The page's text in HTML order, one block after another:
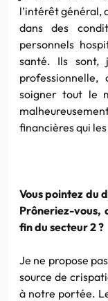
l’intérêt général,
dans des
personnels
santé. Ils sont,
soigner tout le
financières qui
Vous pointez du
Prôneriez-vous,
fin du secteur 2 ?
Je ne propose
source de
à notre portée.